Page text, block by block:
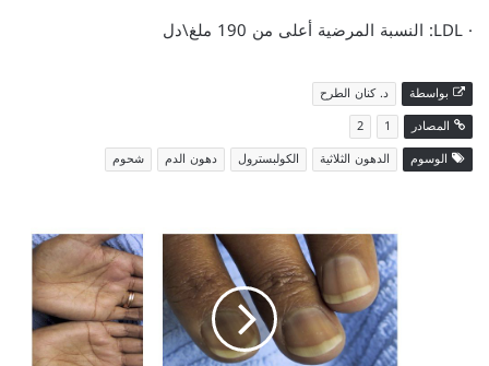
· LDL: النسبة المرضية أعلى من 190 ملغ\دل
بواسطة
د. كنان الطرح
المصادر
1
2
الوسوم
الدهون الثلاثية الكولبسترول دهون الدم شحوم